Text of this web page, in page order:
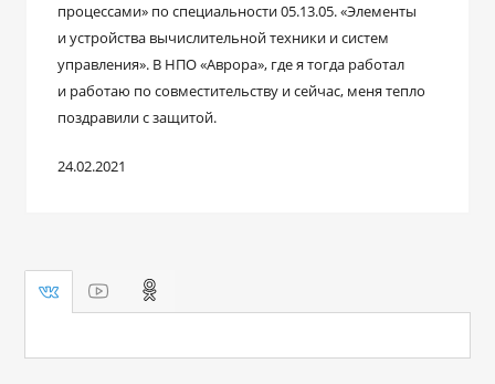
процессами» по специальности 05.13.05. «Элементы
и устройства вычислительной техники и систем
управления». В НПО «Аврора», где я тогда работал
и работаю по совместительству и сейчас, меня тепло
поздравили с защитой.
24.02.2021